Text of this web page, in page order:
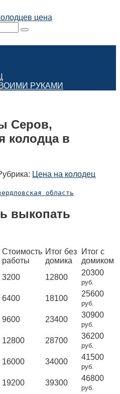
РУКАМИ
Серов,
колодца в
Цена на колодец
область
выкопать
Стоимость
работы
Итог без
домика
Итог с
домиком
3200 12800
20300
руб.
6400 18100
25600
руб.
9600 23400
30900
руб.
12800 28700
36200
руб.
16000 34000
41500
руб.
19200 39300
46800
руб.